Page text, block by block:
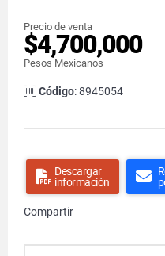
Precio de venta
$4,700,000
Pesos Mexicanos
Código: 8945054
Descargar
información
Compartir